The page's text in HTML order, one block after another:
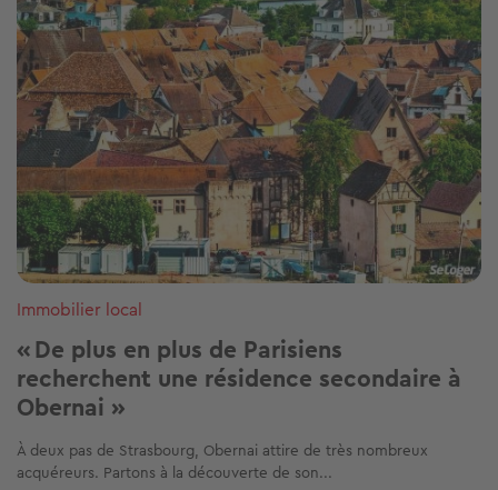
Immobilier local
« De plus en plus de Parisiens
recherchent une résidence secondaire à
Obernai »
À deux pas de Strasbourg, Obernai attire de très nombreux
acquéreurs. Partons à la découverte de son...